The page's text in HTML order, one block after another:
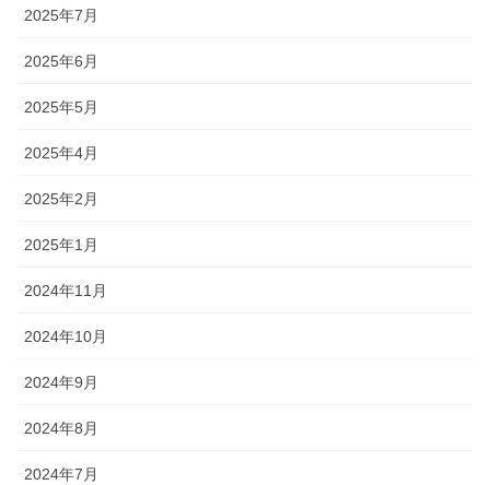
2025年7月
2025年6月
2025年5月
2025年4月
2025年2月
2025年1月
2024年11月
2024年10月
2024年9月
2024年8月
2024年7月